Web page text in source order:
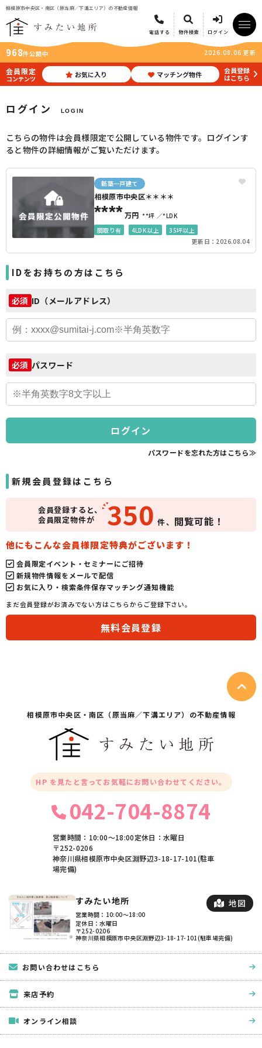
相模原市中央区・南区（原当麻／下溝エリア）の不動産情報
電話する 物件検索 ログイン
968件公開中 2026.08.06 更新
会員限定
コンテンツ お気に入り マッチング物件
会員登録
はこちら
ログイン LOGIN
こちらの物件は会員様限定で公開している物件です。ログインす
ると物件の詳細情報がご覧いただけます。
新築一戸建て
相模原市中央区＊＊＊＊
****万円 **坪
*LDK
間取り有
4LDK以上
35坪以上
更新日：2026.08.04
IDをお持ちの方はこちら
必須 ID（メールアドレス）
必須 パスワード
ログイン
パスワードを忘れた方はこちら≫
新規会員登録はこちら
会員登録すると、
会員限定物件が
350 件、 閲覧可能！
他にもこんな会員様限定特典がございます！
会員限定イベント・セミナーにご招待
新規物件情報をメールで配信
お気に入り・検索条件保存マッチング通知機能
まだ会員登録がお済みでない方はこちらからご登録下さい。
無料会員登録
相模原市中央区・ 南区（原当麻／下溝エリア）の不動産情報
HP を見たと言ってお気軽にお問い合わせてください。
042-704-8874
営業時間：10:00〜18:00定休日：水曜日
〒252-0206
神奈川県相模原市中央区淵野辺3-18-17-101(駐車
場完備)
すみたい地所
営業時間：10:00〜18:00
定休日：水曜日
〒252-0206
神奈川県相模原市中央区淵野辺3-18-17-101(駐車場完備)
地図
お問い合わせはこちら
来店予約
オンライン相談